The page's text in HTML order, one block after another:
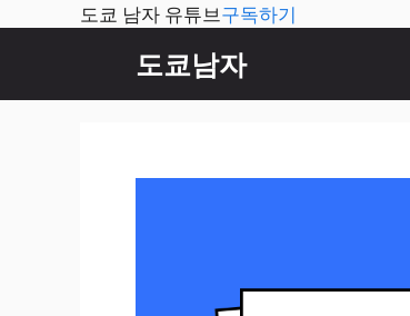
도쿄 남자 유튜브구독하기
츠
도쿄남자